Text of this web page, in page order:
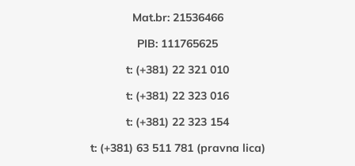
Mat.br: 21536466
PIB: 111765625
t: (+381) 22 321 010
t: (+381) 22 323 016
t: (+381) 22 323 154
t: (+381) 63 511 781 (pravna lica)